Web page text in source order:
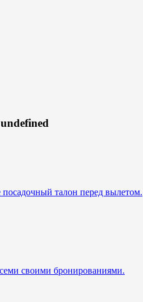
посадочный талон перед вылетом.
своими бронированиями.